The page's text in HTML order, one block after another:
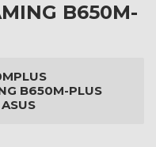
B650M-
B650M-PLUS
ASUS